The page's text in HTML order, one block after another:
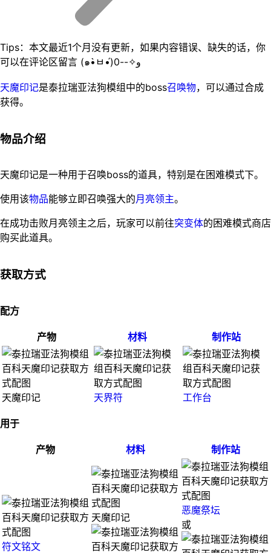
Tips：本文最近1个月没有更新，如果内容错误、缺失的话，你
可以在评论区留言 (๑•̀ㅂ•́)و✧--0
天魔印记是泰拉瑞亚法狗模组中的boss召唤物，可以通过合成
获得。
物品介绍
天魔印记是一种用于召唤boss的道具，特别是在困难模式下。
使用该物品能够立即召唤强大的月亮领主。
在成功击败月亮领主之后，玩家可以前往突变体的困难模式商店
购买此道具。
获取方式
配方
产物 材料 制作站
天魔印记 天界符 工作台
用于
产物 材料 制作站
符文铭文
天魔印记
恶魔祭坛
或